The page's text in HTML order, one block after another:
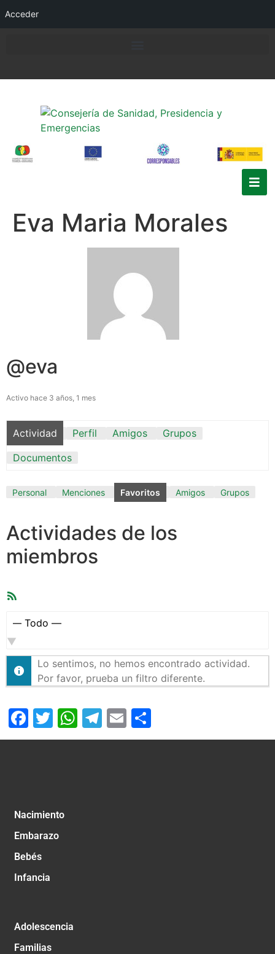
Acceder
Eva Maria Morales
@eva
Activo hace 3 años, 1 mes
Actividad Perfil Amigos
Grupos
Documentos
Personal Menciones Favoritos Amigos Grupos
Actividades de los
miembros
Mostrar:
Lo sentimos, no hemos encontrado actividad.
Por favor, prueba un filtro diferente.
Facebook
Twitter
WhatsApp
Telegram
Email
Nacimiento
Embarazo
Bebés
Infancia
Adolescencia
Familias